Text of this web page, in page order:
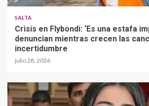
SALTA
Crisis en Flybondi: ‘Es una estafa
denuncian mientras crecen las
incertidumbre
julio 28, 2026